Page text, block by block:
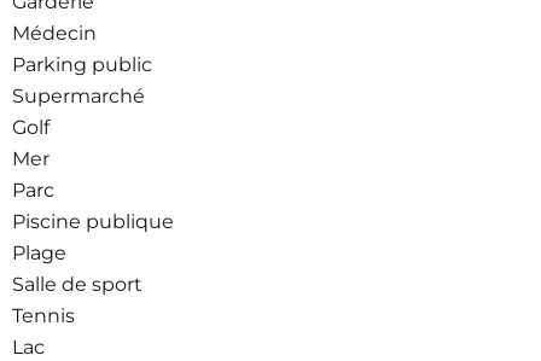
Médecin
Parking public
Supermarché
Golf
Mer
Parc
Piscine publique
Plage
Salle de sport
Tennis
Lac